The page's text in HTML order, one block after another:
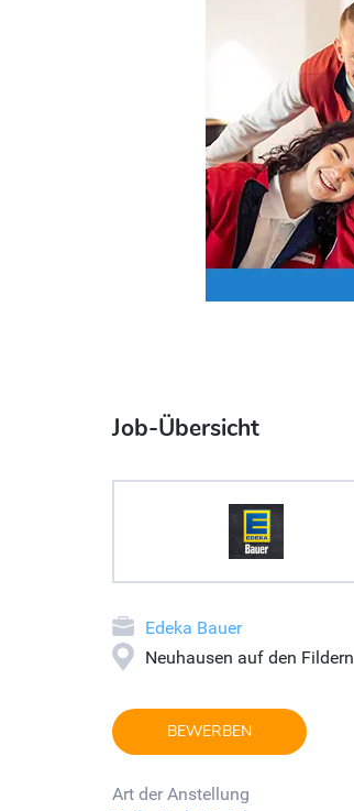
Job-Übersicht
Edeka Bauer
Neuhausen auf den Fildern
BEWERBEN
Art der Anstellung